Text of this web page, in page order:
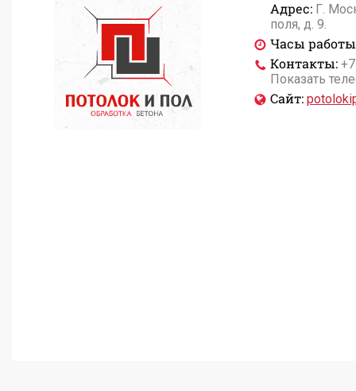
Адрес: Г.
поля, д. 9.
Часы
Контакты:
Показать
Сайт: